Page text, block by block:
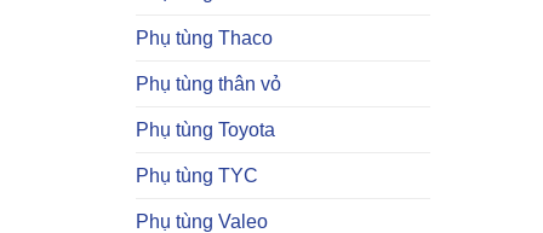
Phụ tùng Thaco
Phụ tùng thân vỏ
Phụ tùng Toyota
Phụ tùng TYC
Phụ tùng Valeo